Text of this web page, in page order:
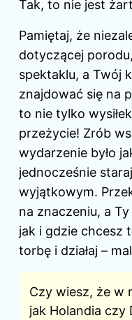
Tak, to nie jest
Pamiętaj, że
dotyczącej
spektaklu, a Twój
znajdować się na
to nie tylko
przeżycie! Zrób
wydarzenie było
jednocześnie
wyjątkowym.
na znaczeniu, a
jak i gdzie chcesz
torbę i działaj –
Czy wiesz, że w
jak Holandia czy